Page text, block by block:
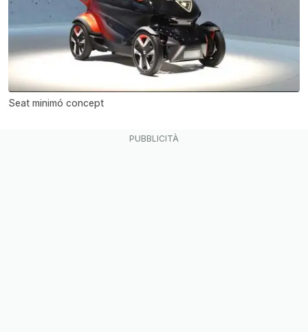
Seat minimó concept